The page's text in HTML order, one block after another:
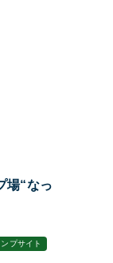
場“なっ
プサイト